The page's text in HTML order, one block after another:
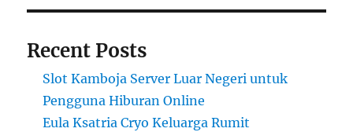
Recent Posts
Slot Kamboja Server Luar Negeri untuk
Pengguna Hiburan Online
Eula Ksatria Cryo Keluarga Rumit